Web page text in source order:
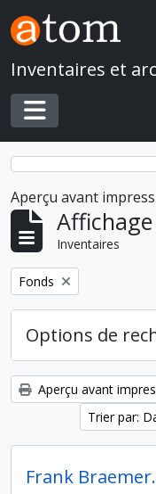
Skip to main content
Inventaires et
Toggle
Aperçu avant
Inventaires
Remove filter:
Fonds
Options de
Aperçu avant
Trier par: